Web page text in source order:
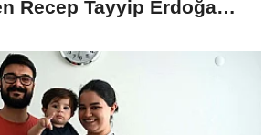
Recep Tayyip Erdoğan